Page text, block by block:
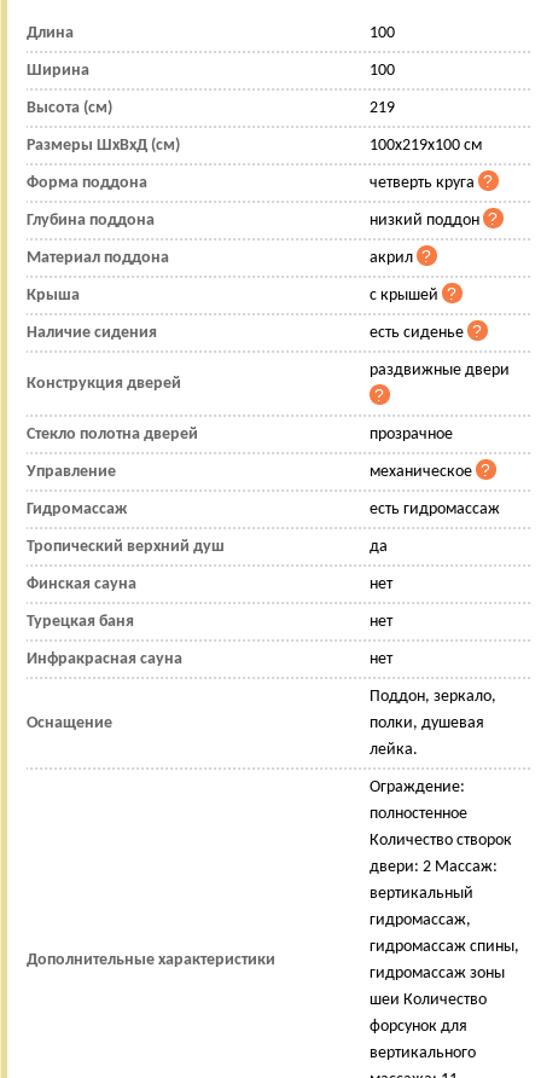
Длина 100
Ширина 100
Высота (см) 219
Размеры ШхВхД (см) 100x219x100 см
Форма поддона четверть круга
Глубина поддона низкий поддон
Материал поддона акрил
Крыша с крышей
Наличие сидения есть сиденье
Конструкция дверей
раздвижные двери
Стекло полотна дверей прозрачное
Управление механическое
Гидромассаж есть гидромассаж
Тропический верхний душ да
Финская сауна нет
Турецкая баня нет
Инфракрасная сауна нет
Оснащение
Поддон, зеркало,
полки, душевая
лейка.
Дополнительные характеристики
Ограждение:
полностенное
Количество створок
двери: 2 Массаж:
вертикальный
гидромассаж,
гидромассаж спины,
гидромассаж зоны
шеи Количество
форсунок для
вертикального